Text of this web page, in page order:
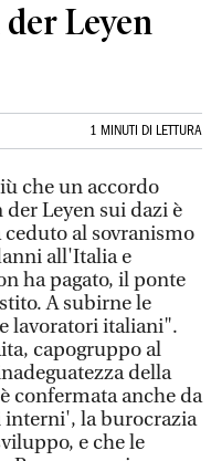
Leyen
1 MINUTI DI LETTURA
che un accordo
Leyen sui dazi è
al sovranismo
all'Italia e
ha pagato, il ponte
A subirne le
lavoratori italiani".
capogruppo al
della
confermata anche da
interni', la burocrazia
e che le